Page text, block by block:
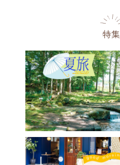
名所・旧跡 温泉・スパ
特集